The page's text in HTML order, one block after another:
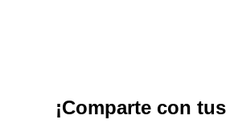
¡Comparte con